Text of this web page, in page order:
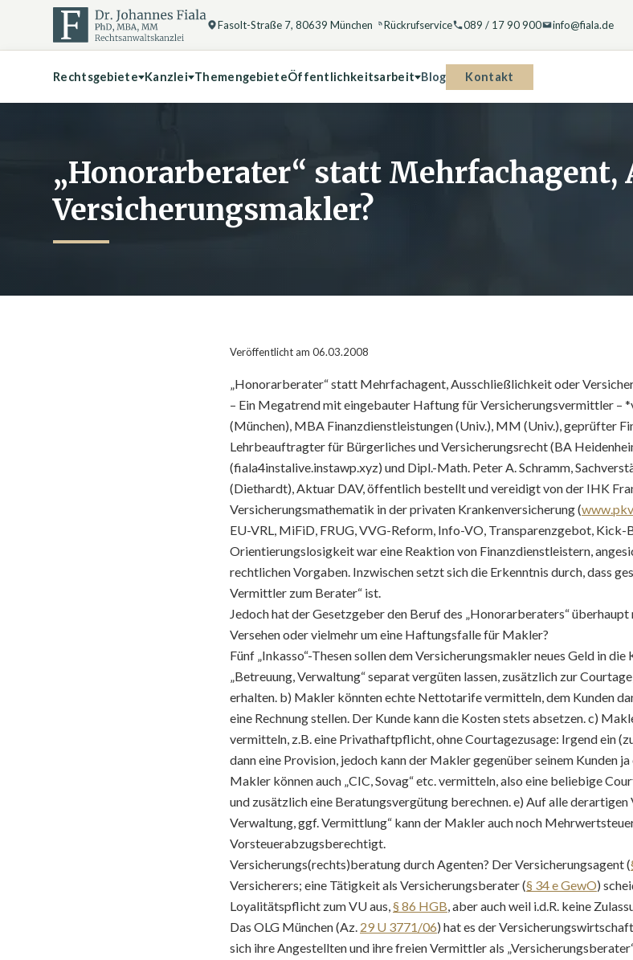
Fasolt-Straße 7, 80639 München Rückrufservice 089 / 17 90 900 info@fiala.de
Rechtsgebiete Kanzlei ThemengebieteÖffentlichkeitsarbeit Blog Kontakt
„Honorarberater“ statt
Versicherungsmakler?
Veröffentlicht am 06.03.2008
„Honorarberater“ statt Mehrfachagent, Ausschließlichkeit oder
– Ein Megatrend mit eingebauter Haftung für Versicherungsvermittler –
(München), MBA Finanzdienstleistungen (Univ.), MM (Univ.), geprüfter
Lehrbeauftragter für Bürgerliches und Versicherungsrecht (BA
(fiala4instalive.instawp.xyz) und Dipl.-Math. Peter A. Schramm,
(Diethardt), Aktuar DAV, öffentlich bestellt und vereidigt von der IHK
Versicherungsmathematik in der privaten Krankenversicherung (
EU-VRL, MiFiD, FRUG, VVG-Reform, Info-VO, Transparenzgebot,
Orientierungslosigkeit war eine Reaktion von Finanzdienstleistern,
rechtlichen Vorgaben. Inzwischen setzt sich die Erkenntnis durch, dass
Vermittler zum Berater“ ist.
Jedoch hat der Gesetzgeber den Beruf des „Honorarberaters“
Versehen oder vielmehr um eine Haftungsfalle für Makler?
Fünf „Inkasso“-Thesen sollen dem Versicherungsmakler neues Geld in
„Betreuung, Verwaltung“ separat vergüten lassen, zusätzlich zur
erhalten. b) Makler könnten echte Nettotarife vermitteln, dem Kunden
eine Rechnung stellen. Der Kunde kann die Kosten stets absetzen. c)
vermitteln, z.B. eine Privathaftpflicht, ohne Courtagezusage: Irgend ein
dann eine Provision, jedoch kann der Makler gegenüber seinem Kunden
Makler können auch „CIC, Sovag“ etc. vermitteln, also eine beliebige
und zusätzlich eine Beratungsvergütung berechnen. e) Auf alle
Verwaltung, ggf. Vermittlung“ kann der Makler auch noch
Vorsteuerabzugsberechtigt.
Versicherungs(rechts)beratung durch Agenten? Der Versicherungsagent (
Versicherers; eine Tätigkeit als Versicherungsberater (§ 34 e GewO)
Loyalitätspflicht zum VU aus,§ 86 HGB, aber auch weil i.d.R. keine
Das OLG München (Az. 29 U 3771/06) hat es der
sich ihre Angestellten und ihre freien Vermittler als